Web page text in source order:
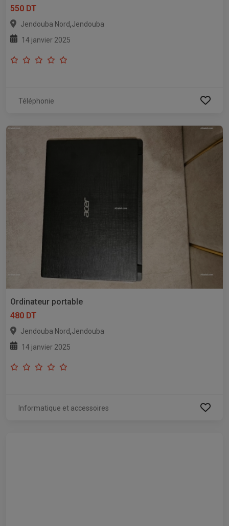
550 DT
Jendouba Nord,Jendouba
14 janvier 2025
Téléphonie
Ordinateur portable
480 DT
Jendouba Nord,Jendouba
14 janvier 2025
Informatique et accessoires